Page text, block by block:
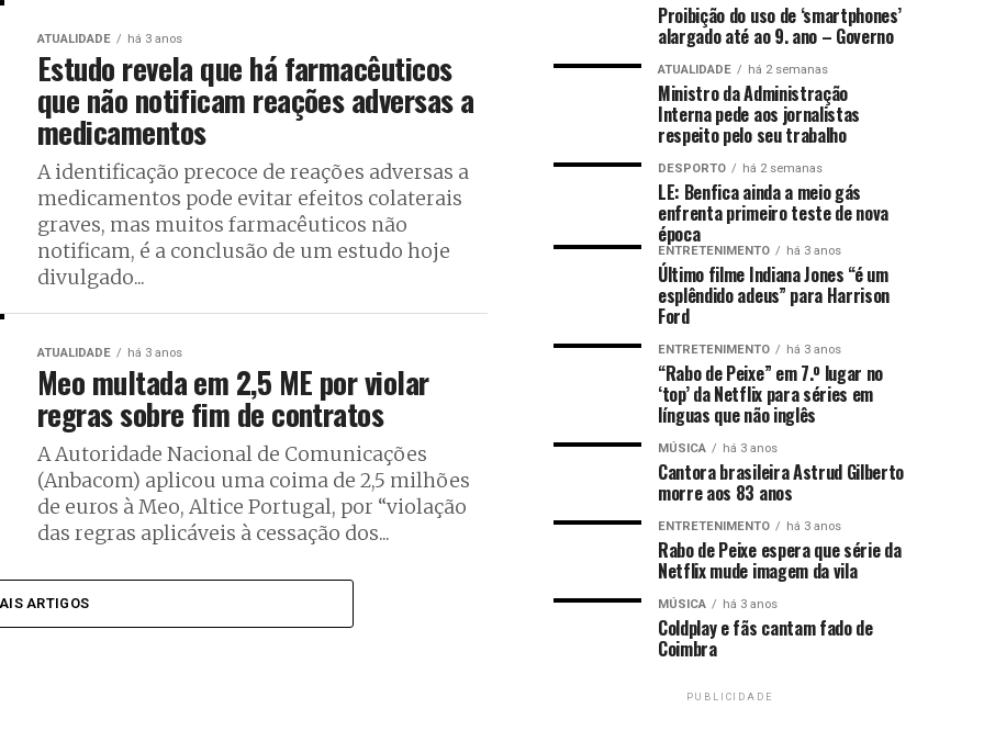
ATUALIDADE há 3 anos
Estudo revela que há farmacêuticos
que não notificam reações adversas a
medicamentos
A identificação precoce de reações adversas a
medicamentos pode evitar efeitos colaterais
graves, mas muitos farmacêuticos não
notificam, é a conclusão de um estudo hoje
divulgado...
ATUALIDADE há 3 anos
Meo multada em 2,5 ME por violar
regras sobre fim de contratos
A Autoridade Nacional de Comunicações
(Anbacom) aplicou uma coima de 2,5 milhões
de euros à Meo, Altice Portugal, por “violação
das regras aplicáveis à cessação dos...
ARTIGOS
Proibição do uso de ‘smartphones’
alargado até ao 9. ano – Governo
ATUALIDADE há 2 semanas
Ministro da Administração
Interna pede aos jornalistas
respeito pelo seu trabalho
DESPORTO há 2 semanas
LE: Benfica ainda a meio gás
enfrenta primeiro teste de nova
época
ENTRETENIMENTO há 3 anos
Último filme Indiana Jones “é um
esplêndido adeus” para Harrison
Ford
ENTRETENIMENTO há 3 anos
“Rabo de Peixe” em 7.º lugar no
‘top’ da Netflix para séries em
línguas que não inglês
MÚSICA há 3 anos
Cantora brasileira Astrud Gilberto
morre aos 83 anos
ENTRETENIMENTO há 3 anos
Rabo de Peixe espera que série da
Netflix mude imagem da vila
MÚSICA há 3 anos
Coldplay e fãs cantam fado de
Coimbra
PUBLICIDADE